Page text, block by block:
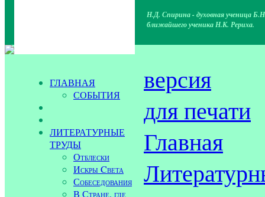
Н.Д. Спирина - духовная ученица
ближайшего ученика Н.К. Рериха.
ГЛАВНАЯ
СОБЫТИЯ
ЛИТЕРАТУРНЫЕ
ТРУДЫ
Отблески
Искры Cвета
Собеседования
В Стране, где
версия
для печати
Главная